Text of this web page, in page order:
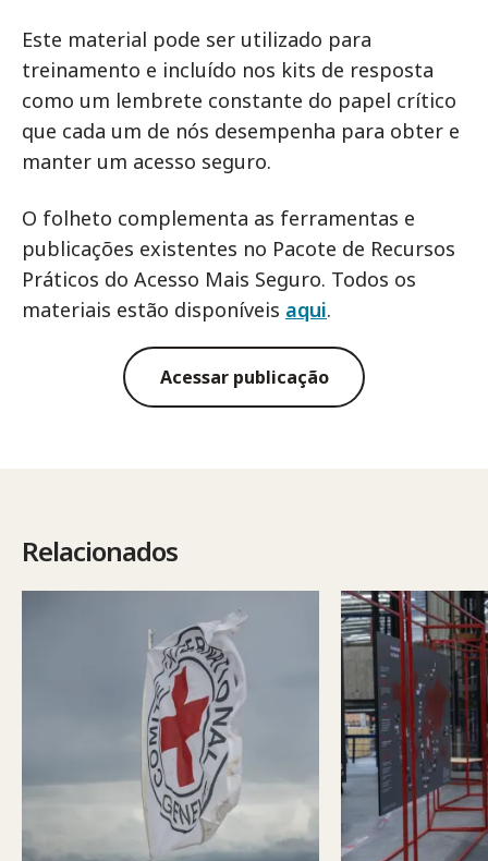
Este material pode ser utilizado para
treinamento e incluído nos kits de resposta
como um lembrete constante do papel crítico
que cada um de nós desempenha para obter e
manter um acesso seguro.
O folheto complementa as ferramentas e
publicações existentes no Pacote de Recursos
Práticos do Acesso Mais Seguro. Todos os
materiais estão disponíveis aqui.
Acessar publicação
Relacionados